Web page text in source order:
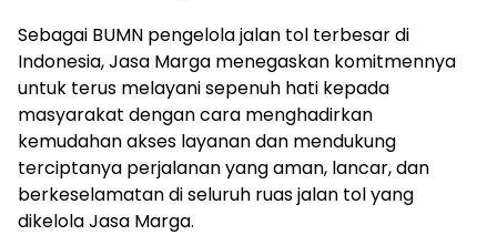
Sebagai BUMN pengelola jalan tol terbesar di
Indonesia, Jasa Marga menegaskan komitmennya
untuk terus melayani sepenuh hati kepada
masyarakat dengan cara menghadirkan
kemudahan akses layanan dan mendukung
terciptanya perjalanan yang aman, lancar, dan
berkeselamatan di seluruh ruas jalan tol yang
dikelola Jasa Marga.